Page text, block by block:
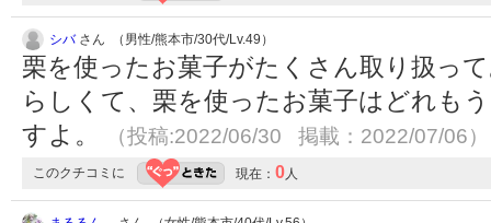
シバさん （男性/熊本市/30代/Lv.49）
栗を使ったお菓子がたくさん取り扱っ
らしくて、栗を使ったお菓子はどれも
すよ。
（投稿:2022/06/30 掲載：2022/07/06）
このクチコミに 現在： 0人